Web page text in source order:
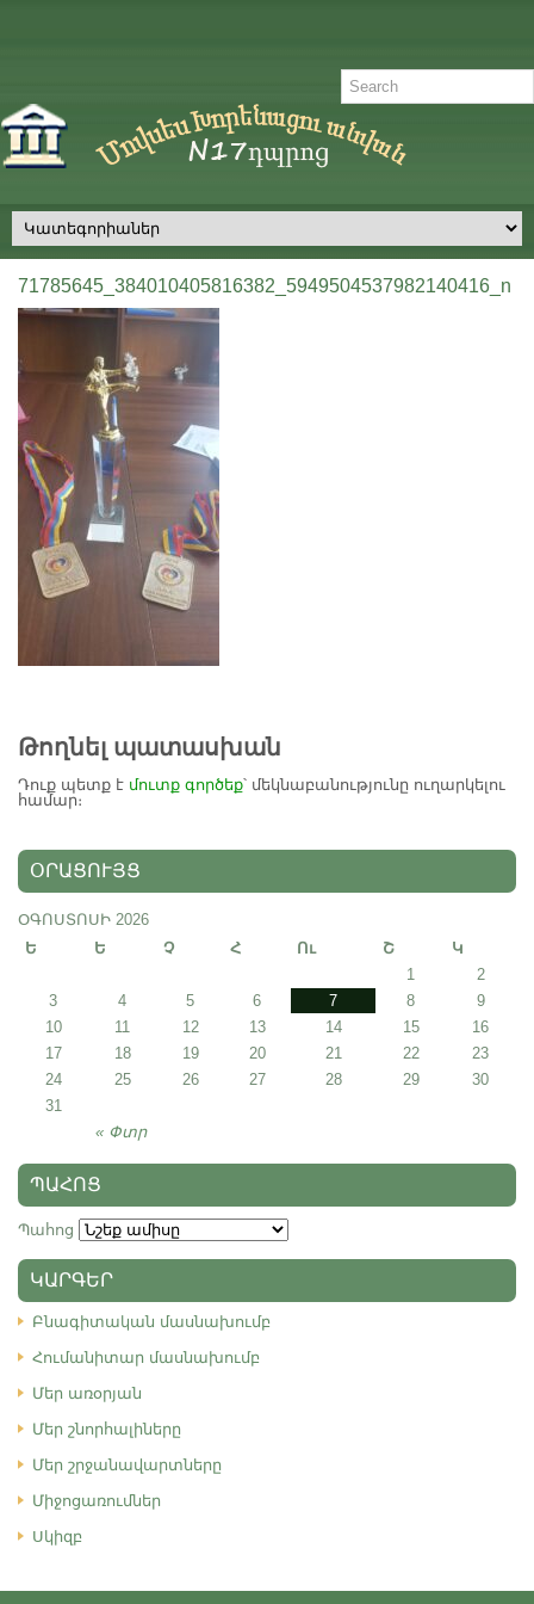
71785645_384010405816382_5949504537982140416_n
Թողնել պատասխան
Դուք պետք է մուտք գործեք՝ մեկնաբանությունը ուղարկելու
համար։
ՕՐԱՑՈՒՅՑ
ՕԳՈՍՏՈՍԻ 2026
Ե
Ե Չ Հ Ու Շ Կ
« Փտր
1
2
3
4 5 6 7 8
9
10
11 12 13 14 15
16
17
18 19 20 21 22
23
24
25 26 27 28 29
30
31
ՊԱՀՈՑ
Պահոց
ԿԱՐԳԵՐ
Բնագիտական մասնախումբ
Հումանիտար մասնախումբ
Մեր առօրյան
Մեր շնորհալիները
Մեր շրջանավարտները
Միջոցառումներ
Սկիզբ